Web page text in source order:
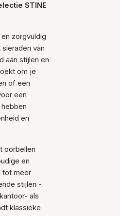
STINE
zorgvuldig
van
aan stijlen en
om je
of een
een
en
oorbellen
en
tot meer
stijlen -
als
klassieke